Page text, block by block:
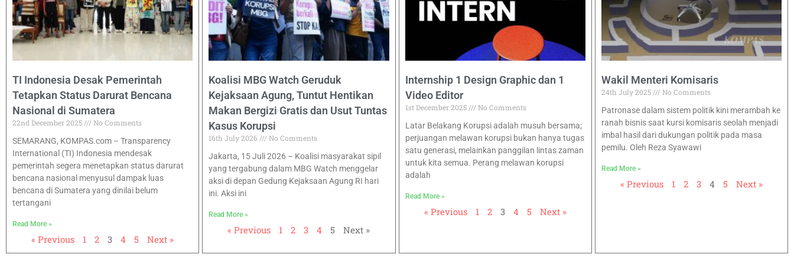
TI Indonesia Desak Pemerintah
Tetapkan Status Darurat Bencana
Nasional di Sumatera
22nd December 2025
No Comments
SEMARANG, KOMPAS.com – Transparency
International (TI) Indonesia mendesak
pemerintah segera menetapkan status darurat
bencana nasional menyusul dampak luas
bencana di Sumatera yang dinilai belum
tertangani
Read More »
« Previous 1 2 3 4 5 Next »
Koalisi MBG Watch Geruduk
Kejaksaan Agung, Tuntut Hentikan
Makan Bergizi Gratis dan Usut Tuntas
Kasus Korupsi
16th July 2026
No Comments
Jakarta, 15 Juli 2026 – Koalisi masyarakat sipil
yang tergabung dalam MBG Watch menggelar
aksi di depan Gedung Kejaksaan Agung RI hari
ini. Aksi ini
Read More »
« Previous 1 2 3 4 5 Next »
Internship 1 Design Graphic dan 1
Video Editor
1st December 2025
No Comments
Latar Belakang Korupsi adalah musuh bersama;
perjuangan melawan korupsi bukan hanya tugas
satu generasi, melainkan panggilan lintas zaman
untuk kita semua. Perang melawan korupsi
adalah
Read More »
« Previous 1 2 3 4 5 Next »
Wakil Menteri Komisaris
24th July 2025
No Comments
Patronase dalam sistem politik kini merambah ke
ranah bisnis saat kursi komisaris seolah menjadi
imbal hasil dari dukungan politik pada masa
pemilu. Oleh Reza Syawawi
Read More »
« Previous 1 2 3 4 5 Next »